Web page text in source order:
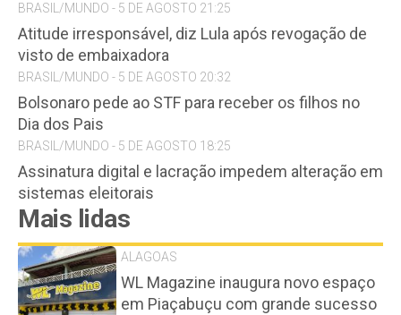
BRASIL/MUNDO - 5 DE AGOSTO 21:25
Atitude irresponsável, diz Lula após revogação de
visto de embaixadora
BRASIL/MUNDO - 5 DE AGOSTO 20:32
Bolsonaro pede ao STF para receber os filhos no
Dia dos Pais
BRASIL/MUNDO - 5 DE AGOSTO 18:25
Assinatura digital e lacração impedem alteração em
sistemas eleitorais
Mais lidas
ALAGOAS
WL Magazine inaugura novo espaço
em Piaçabuçu com grande sucesso